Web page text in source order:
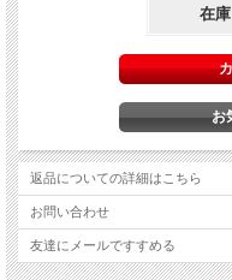
在庫
返品についての詳細はこちら
お問い合わせ
友達にメールですすめる